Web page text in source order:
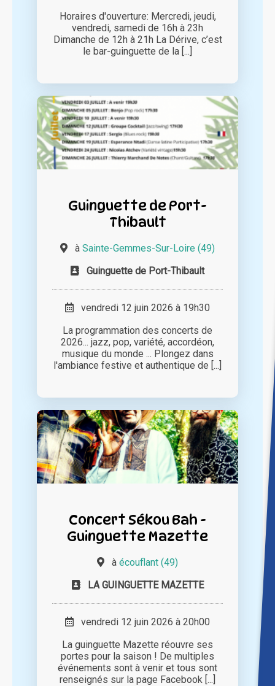
Horaires d'ouverture: Mercredi, jeudi,
vendredi, samedi de 16h à 23h
Dimanche de 12h à 21h La Dérive, c’est
le bar-guinguette de la [...]
Guinguette de Port-
Thibault
à Sainte-Gemmes-Sur-Loire (49)
Guinguette de Port-Thibault
vendredi 12 juin 2026 à 19h30
La programmation des concerts de
2026... jazz, pop, variété, accordéon,
musique du monde ... Plongez dans
l'ambiance festive et authentique de [...]
Concert Sékou Bah -
Guinguette Mazette
à écouflant (49)
LA GUINGUETTE MAZETTE
vendredi 12 juin 2026 à 20h00
La guinguette Mazette réouvre ses
portes pour la saison ! De multiples
événements sont à venir et tous sont
renseignés sur la page Facebook [...]